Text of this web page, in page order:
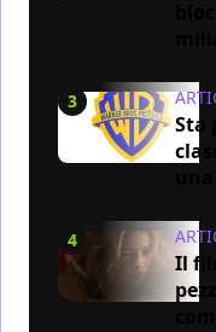
3
Sta
4
Il